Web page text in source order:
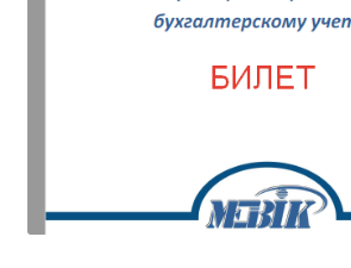
управление 2,5 года (Магистратура)